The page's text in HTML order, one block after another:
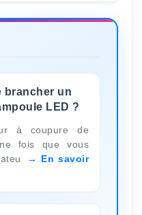
brancher un
LED ?
à coupure de
fois que vous
En savoir